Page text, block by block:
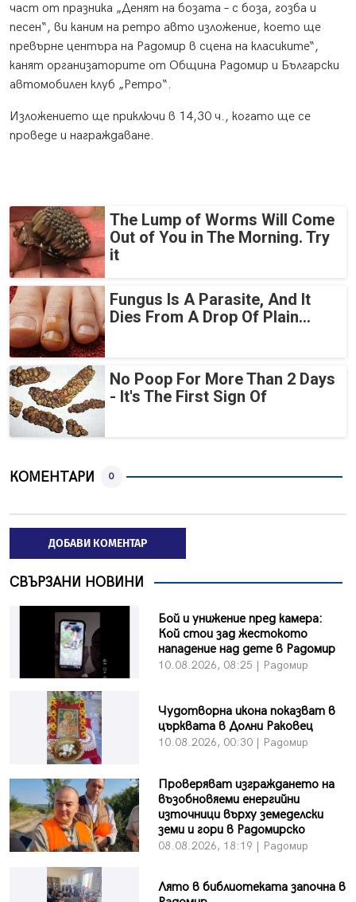
част от празника „Денят на бозата – с боза, гозба и
песен“, ви каним на ретро авто изложение, което ще
превърне центъра на Радомир в сцена на класиките“,
канят организаторите от Община Радомир и Български
автомобилен клуб „Ретро“.
Изложението ще приключи в 14,30 ч., когато ще се
проведе и награждаване.
The Lump of Worms Will Come
Out of You in The Morning. Try
it
Fungus Is A Parasite, And It
Dies From A Drop Of Plain...
No Poop For More Than 2 Days
- It's The First Sign Of
КОМЕНТАРИ 0
ДОБАВИ КОМЕНТАР
СВЪРЗАНИ НОВИНИ
Бой и унижение пред камера:
Кой стои зад жестокото
нападение над дете в Радомир
10.08.2026, 08:25 | Радомир
Чудотворна икона показват в
църквата в Долни Раковец
10.08.2026, 00:30 | Радомир
Проверяват изграждането на
възобновяеми енергийни
източници върху земеделски
земи и гори в Радомирско
08.08.2026, 18:19 | Радомир
Лято в библиотеката започна в